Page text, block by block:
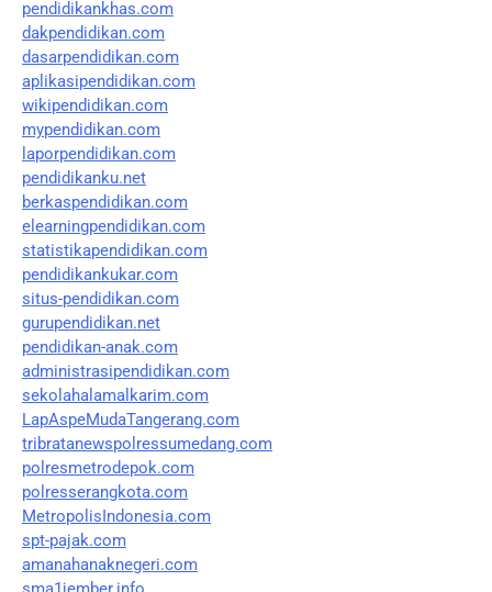
pendidikankhas.com
dakpendidikan.com
dasarpendidikan.com
aplikasipendidikan.com
wikipendidikan.com
mypendidikan.com
laporpendidikan.com
pendidikanku.net
berkaspendidikan.com
elearningpendidikan.com
statistikapendidikan.com
pendidikankukar.com
situs-pendidikan.com
gurupendidikan.net
pendidikan-anak.com
administrasipendidikan.com
sekolahalamalkarim.com
LapAspeMudaTangerang.com
tribratanewspolressumedang.com
polresmetrodepok.com
polresserangkota.com
MetropolisIndonesia.com
spt-pajak.com
amanahanaknegeri.com